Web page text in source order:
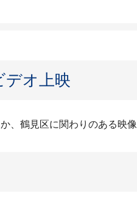
デオ上映
、鶴見区に関わりのある映